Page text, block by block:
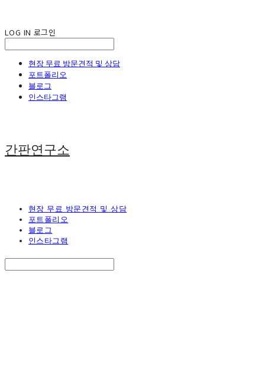
LOG IN 로그인
현장 무료 방문견적 및 상담
포트폴리오
블로그
인스타그램
간판연구소
현장 무료 방문견적 및 상담
포트폴리오
블로그
인스타그램